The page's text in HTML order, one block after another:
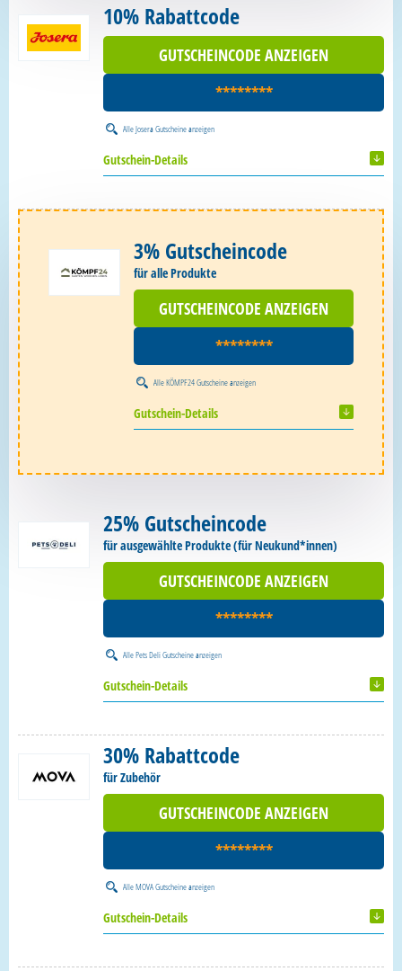
10% Rabattcode
GUTSCHEINCODE ANZEIGEN
********
AlleJosera Gutscheineanzeigen
Gutschein-Details
3% Gutscheincode
für alle Produkte
GUTSCHEINCODE ANZEIGEN
********
AlleKÖMPF24 Gutscheineanzeigen
Gutschein-Details
25% Gutscheincode
für ausgewählte Produkte (für Neukund*innen)
GUTSCHEINCODE ANZEIGEN
********
AllePets Deli Gutscheineanzeigen
Gutschein-Details
30% Rabattcode
für Zubehör
GUTSCHEINCODE ANZEIGEN
********
AlleMOVA Gutscheineanzeigen
Gutschein-Details